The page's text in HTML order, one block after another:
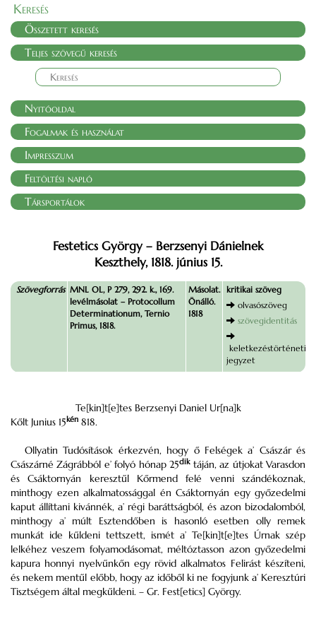
Keresés
Összetett keresés
Teljes szövegű keresés
Nyitóoldal
Fogalmak és használat
Impresszum
Feltöltési napló
Társportálok
Festetics György – Berzsenyi Dánielnek
Keszthely, 1818. június 15.
Szövegforrás MNL OL, P 279, 292. k., 169.
levélmásolat – Protocollum
Determinationum, Ternio
Primus, 1818.
Másolat.
Önálló.
1818
kritikai szöveg
olvasószöveg
szövegidentitás
keletkezéstörténeti
jegyzet
Te[kin]t[e]tes Berzsenyi Daniel Ur[na]k
Kőlt Junius 15kén 818.
Ollyatin Tudósítások érkezvén, hogy ő Felségek a’ Császár és
Császárné Zágrábból e’ folyó hónap 25diktáján, az útjokat Varasdon
és Csáktornyán keresztűl Kőrmend felé venni szándékoznak,
minthogy ezen alkalmatossággal én Csáktornyán egy győzedelmi
kaput állíttani kivánnék, a’ régi baráttságból, és azon bizodalomból,
minthogy a’ múlt Esztendőben is hasonló esetben olly remek
munkát ide kűldeni tettszett, ismét a’ Te[kin]t[e]tes Úrnak szép
lelkéhez veszem folyamodásomat, méltóztasson azon győzedelmi
kapura honnyi nyelvűnkőn egy rövid alkalmatos Felirást készíteni,
és nekem mentűl előbb, hogy az időből ki ne fogyjunk a’ Keresztúri
Tisztségem által megkűldeni. – Gr. Fest[etics] György.